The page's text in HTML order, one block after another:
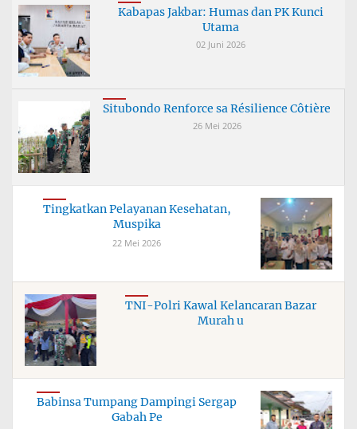
Kabapas Jakbar: Humas dan PK Kunci
Utama
02 Juni 2026
Situbondo Renforce sa Résilience Côtière
26 Mei 2026
Tingkatkan Pelayanan Kesehatan,
Muspika
22 Mei 2026
TNI-Polri Kawal Kelancaran Bazar
Murah u
Babinsa Tumpang Dampingi Sergap
Gabah Pe